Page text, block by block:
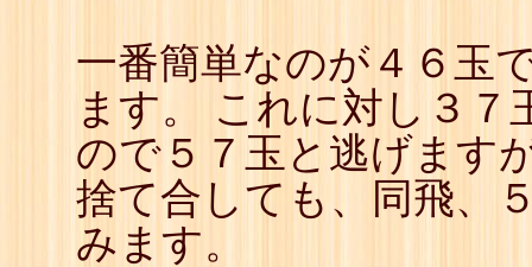
50☖
☗
詰
一番簡単なのが４６玉
ます。 これに対し３７
ので５７玉と逃げます
捨て合しても、同飛、
みます。